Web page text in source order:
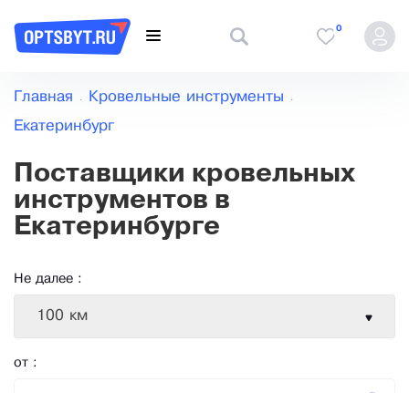
0
Главная Кровельные инструменты
Екатеринбург
Поставщики кровельных
инструментов в
Екатеринбурге
Не далее :
100 км
от :